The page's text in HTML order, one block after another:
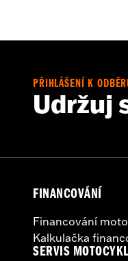
require purchase of
PŘIHLÁŠENÍ K
Udržuj
FINANCOVÁNÍ
Financování
Kalkulačka
SERVIS